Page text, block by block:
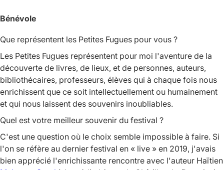
Bénévole
Que représentent les Petites Fugues pour vous ?
Les Petites Fugues représentent pour moi l'aventure de la
découverte de livres, de lieux, et de personnes, auteurs,
bibliothécaires, professeurs, élèves qui à chaque fois nous
enrichissent que ce soit intellectuellement ou humainement
et qui nous laissent des souvenirs inoubliables.
Quel est votre meilleur souvenir du festival ?
C'est une question où le choix semble impossible à faire. Si
l'on se réfère au dernier festival en « live » en 2019, j'avais
bien apprécié l'enrichissante rencontre avec l'auteur Haïtien